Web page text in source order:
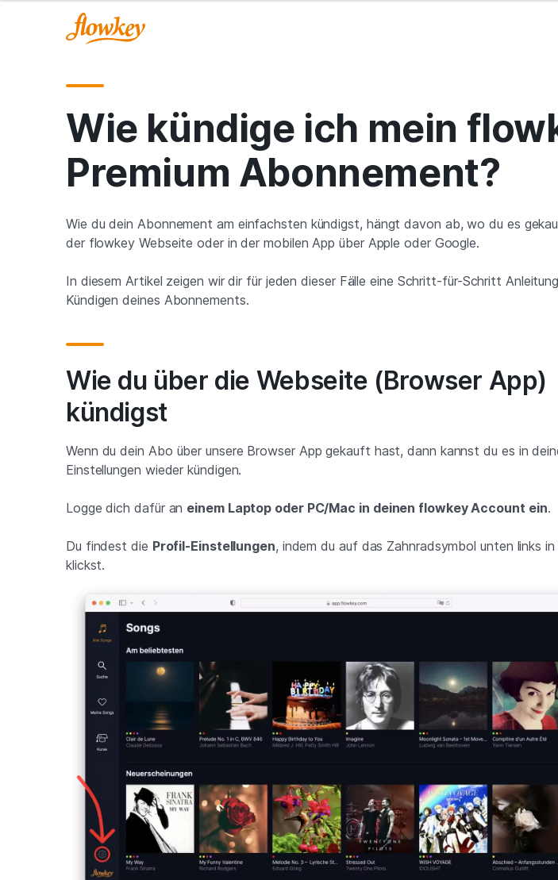
Wie kündige ich mein
Premium Abonnement?
Wie du dein Abonnement am einfachsten kündigst, hängt davon ab, wo du es
der flowkey Webseite oder in der mobilen App über Apple oder Google.
In diesem Artikel zeigen wir dir für jeden dieser Fälle eine Schritt-für-Schritt
Kündigen deines Abonnements.
Wie du über die Webseite (Browser App)
kündigst
Wenn du dein Abo über unsere Browser App gekauft hast, dann kannst du es in
Einstellungen wieder kündigen.
Logge dich dafür an einem Laptop oder PC/Mac in deinen flowkey Account ein.
Du findest die Profil-Einstellungen, indem du auf das Zahnradsymbol unten links in
klickst.